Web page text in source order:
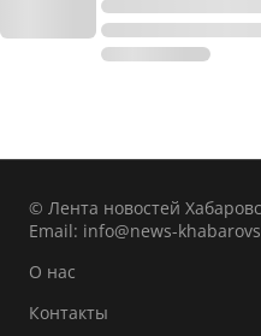
© Лента новостей
Email: info@news-
О нас
Контакты